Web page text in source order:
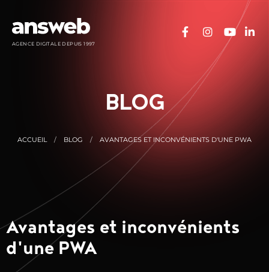
AGENCE DIGITALE DEPUIS 1997
BLOG
ACCUEIL BLOG AVANTAGES ET INCONVÉNIENTS D'UNE PWA
Avantages et inconvénients
d'une PWA